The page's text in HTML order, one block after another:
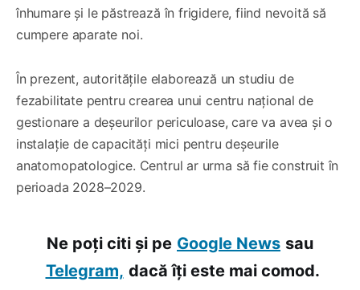
înhumare și le păstrează în frigidere, fiind nevoită să
cumpere aparate noi.
În prezent, autoritățile elaborează un studiu de
fezabilitate pentru crearea unui centru național de
gestionare a deșeurilor periculoase, care va avea și o
instalație de capacități mici pentru deșeurile
anatomopatologice. Centrul ar urma să fie construit în
perioada 2028–2029.
Ne poți citi și pe Google News sau
Telegram, dacă îți este mai comod.